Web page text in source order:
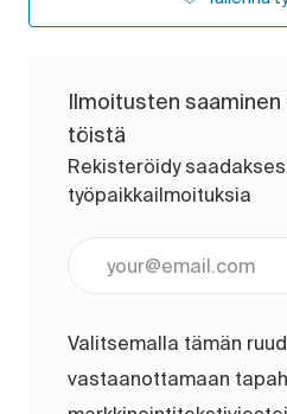
Ilmoitusten
töistä
Rekisteröidy
työpaikkailmoituksia
Valitsemalla tämän
vastaanottamaan